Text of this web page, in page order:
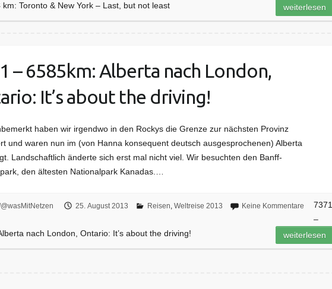
km: Toronto & New York – Last, but not least
weiterlesen
– 6585km: Alberta nach London,
It’s about the driving!
haben wir irgendwo in den Rockys die Grenze zur nächsten Provinz
und waren nun im (von Hanna konsequent deutsch ausgesprochenen) Alberta
Landschaftlich änderte sich erst mal nicht viel. Wir besuchten den Banff-
den ältesten Nationalpark Kanadas.…
25. August 2013 Reisen, Weltreise 2013 Keine Kommentare
7371
–
nach London, Ontario: It’s about the driving!
weiterlesen